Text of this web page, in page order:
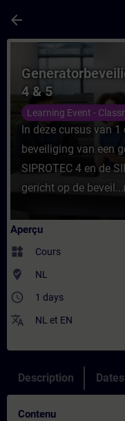
arrow_back
Cours -
4 & 5
Learning Event -
In deze cursus van 1
beveiliging van een
SIPROTEC 4 en de
gericht op de beveil...
Aperçu
widgets Cours
where_to_vote NL
access_time 1 days
translate NL et EN
Description
Contenu